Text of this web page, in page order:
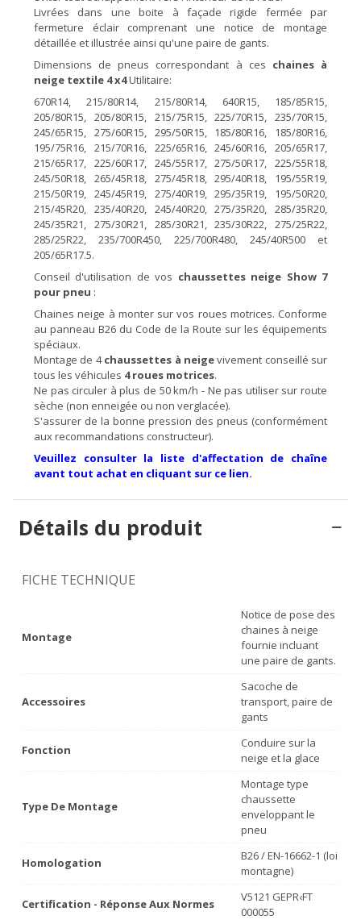
Livrées dans une boite à façade rigide fermée par
fermeture éclair comprenant une notice de montage
détaillée et illustrée ainsi qu'une paire de gants.
Dimensions de pneus correspondant à ces chaines à
neige textile 4 x4Utilitaire:
670R14, 215/80R14, 215/80R14, 640R15, 185/85R15,
205/80R15, 205/80R15, 215/75R15, 225/70R15, 235/70R15,
245/65R15, 275/60R15, 295/50R15, 185/80R16, 185/80R16,
195/75R16, 215/70R16, 225/65R16, 245/60R16, 205/65R17,
215/65R17, 225/60R17, 245/55R17, 275/50R17, 225/55R18,
245/50R18, 265/45R18, 275/45R18, 295/40R18, 195/55R19,
215/50R19, 245/45R19, 275/40R19, 295/35R19, 195/50R20,
215/45R20, 235/40R20, 245/40R20, 275/35R20, 285/35R20,
245/35R21, 275/30R21, 285/30R21, 235/30R22, 275/25R22,
285/25R22, 235/700R450, 225/700R480, 245/40R500 et
205/65R17.5.
Conseil d'utilisation de vos chaussettes neige Show 7
pour pneu :
Chaines neige à monter sur vos roues motrices. Conforme
au panneau B26 du Code de la Route sur les équipements
spéciaux.
Montage de 4chaussettes à neigevivement conseillé sur
tous les véhicules 4 roues motrices.
Ne pas circuler à plus de 50 km/h - Ne pas utiliser sur route
sèche (non enneigée ou non verglacée).
S'assurer de la bonne pression des pneus (conformément
aux recommandations constructeur).
Veuillez consulter la liste d'affectation de chaîne
avant tout achat en cliquant sur ce lien.
Détails du produit
FICHE TECHNIQUE
Montage
Notice de pose des
chaines à neige
fournie incluant
une paire de gants.
Accessoires
Sacoche de
transport, paire de
gants
Fonction
Conduire sur la
neige et la glace
Type De Montage
Montage type
chaussette
enveloppant le
pneu
Homologation
B26 / EN-16662-1 (loi
montagne)
Certification - Réponse Aux Normes
V5121 GEPR‹FT
000055